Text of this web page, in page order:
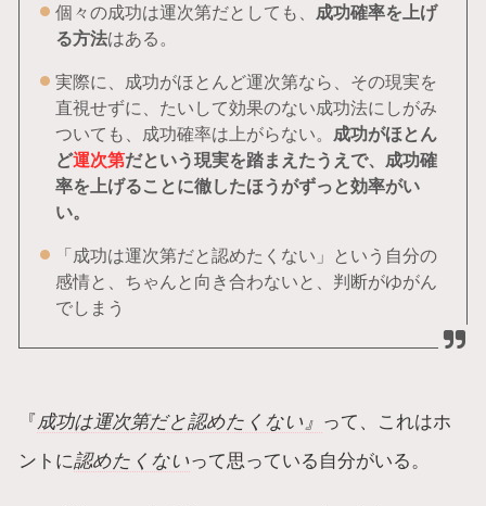
個々の成功は運次第だとしても、 成功確率を上げ
る方法はある。
実際に、成功がほとんど運次第なら、その現実を
直視せずに、たいして効果のない成功法にしがみ
ついても、成功確率は上がらない。 成功がほとん
ど運次第だという現実を踏まえたうえで、成功確
率を上げることに徹したほうがずっと効率がい
い。
「成功は運次第だと認めたくない」という自分の
感情と、ちゃんと向き合わないと、判断がゆがん
でしまう
『成功は運次第だと認めたくない』 って、これはホ
ントに認めたくないって思っている自分がいる。